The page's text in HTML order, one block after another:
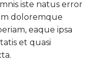
iste natus error
doloremque
eaque ipsa
et quasi